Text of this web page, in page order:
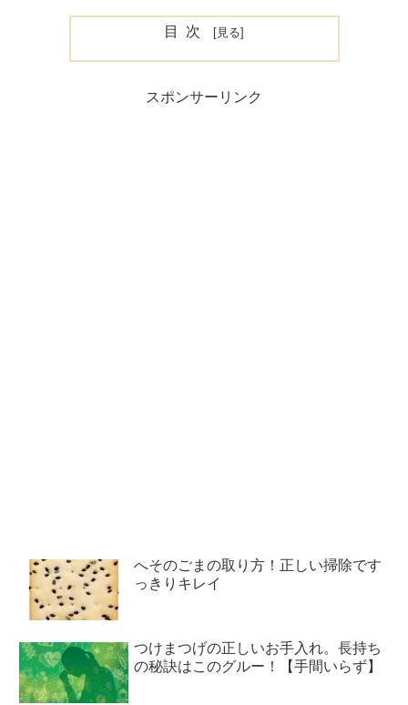
目次
スポンサーリンク
へそのごまの取り方！正しい掃除です
っきりキレイ
つけまつげの正しいお手入れ。長持ち
の秘訣はこのグルー！【手間いらず】